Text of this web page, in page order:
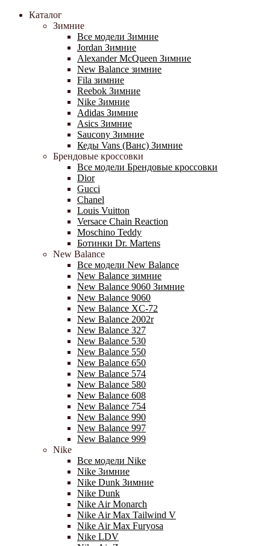
Каталог
Зимние
Все модели Зимние
Jordan Зимние
Alexander McQueen Зимние
New Balance зимние
Fila зимние
Reebok Зимние
Nike Зимние
Adidas Зимние
Asics Зимние
Saucony Зимние
Кеды Vans (Ванс) Зимние
Брендовые кроссовки
Все модели Брендовые кроссовки
Dior
Gucci
Chanel
Louis Vuitton
Versace Chain Reaction
Moschino Teddy
Ботинки Dr. Martens
New Balance
Все модели New Balance
New Balance зимние
New Balance 9060 Зимние
New Balance 9060
New Balance XC-72
New Balance 2002r
New Balance 327
New Balance 530
New Balance 550
New Balance 650
New Balance 574
New Balance 580
New Balance 608
New Balance 754
New Balance 990
New Balance 997
New Balance 999
Nike
Все модели Nike
Nike Зимние
Nike Dunk Зимние
Nike Dunk
Nike Air Monarch
Nike Air Max Tailwind V
Nike Air Max Furyosa
Nike LDV